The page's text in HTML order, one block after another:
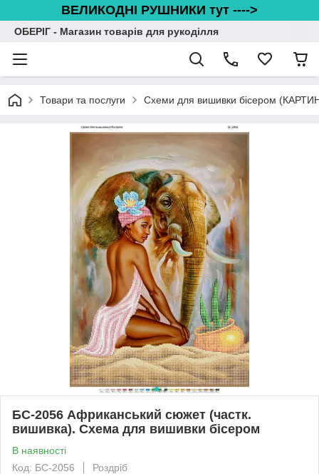
ВЕЛИКОДНІ РУШНИКИ тут ---->
ОБЕРІГ - Магазин товарів для рукоділля
Товари та послуги Схеми для вишивки бісером
БС-2056 Африканський сюжет (частк.
вишивка). Схема для вишивки бісером
В наявності
Код: БС-2056
Роздріб